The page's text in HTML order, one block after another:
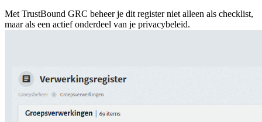
Met TrustBound GRC beheer je dit register niet alleen als checklist,
maar als een actief onderdeel van je privacybeleid.